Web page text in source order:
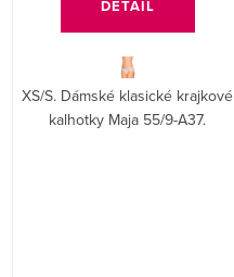
DETAIL
XS/S. Dámské klasické krajkové
kalhotky Maja 55/9-A37.